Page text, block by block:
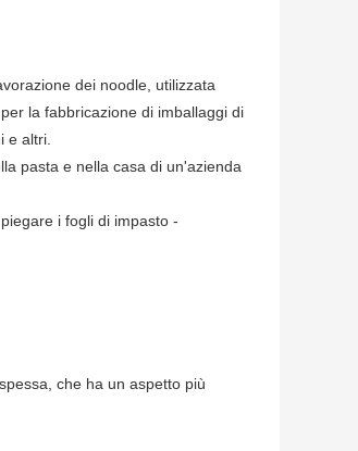
dei noodle, utilizzata
la fabbricazione di imballaggi di
e altri.
pasta e nella casa di un'azienda
i fogli di impasto -
che ha un aspetto più